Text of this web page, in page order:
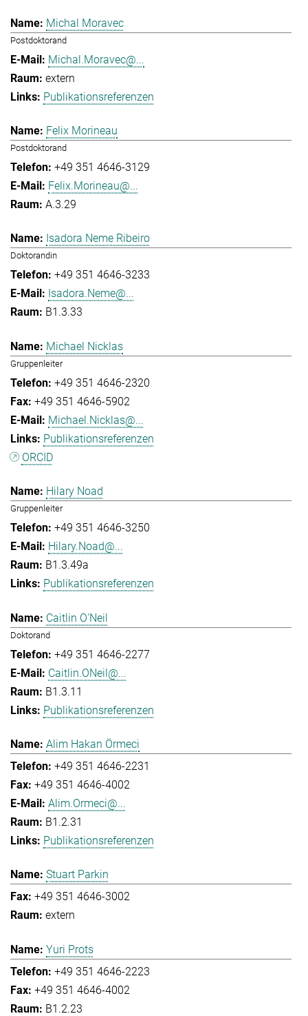
Michal Moravec
Postdoktorand
Michal.Moravec@...
extern
Publikationsreferenzen
Felix Morineau
Postdoktorand
+49 351 4646-3129
Felix.Morineau@...
A.3.29
Isadora Neme Ribeiro
Doktorandin
+49 351 4646-3233
Isadora.Neme@...
B1.3.33
Michael Nicklas
Gruppenleiter
+49 351 4646-2320
+49 351 4646-5902
Michael.Nicklas@...
Publikationsreferenzen
ORCID
Hilary Noad
Gruppenleiter
+49 351 4646-3250
Hilary.Noad@...
B1.3.49a
Publikationsreferenzen
Caitlin O'Neil
Doktorand
+49 351 4646-2277
Caitlin.ONeil@...
B1.3.11
Publikationsreferenzen
Alim Hakan Örmeci
+49 351 4646-2231
+49 351 4646-4002
Alim.Ormeci@...
B1.2.31
Publikationsreferenzen
Stuart Parkin
+49 351 4646-3002
extern
Yuri Prots
+49 351 4646-2223
+49 351 4646-4002
B1.2.23